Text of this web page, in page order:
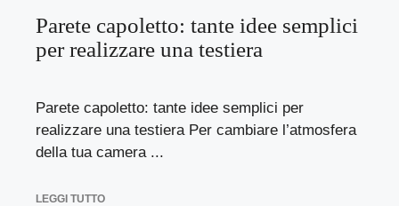
Parete capoletto: tante idee semplici
per realizzare una testiera
Parete capoletto: tante idee semplici per
realizzare una testiera Per cambiare l’atmosfera
della tua camera ...
LEGGI TUTTO